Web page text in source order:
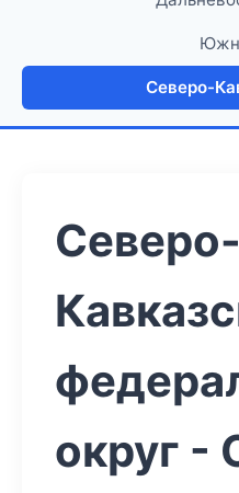
Северо-
Северо-
округ -